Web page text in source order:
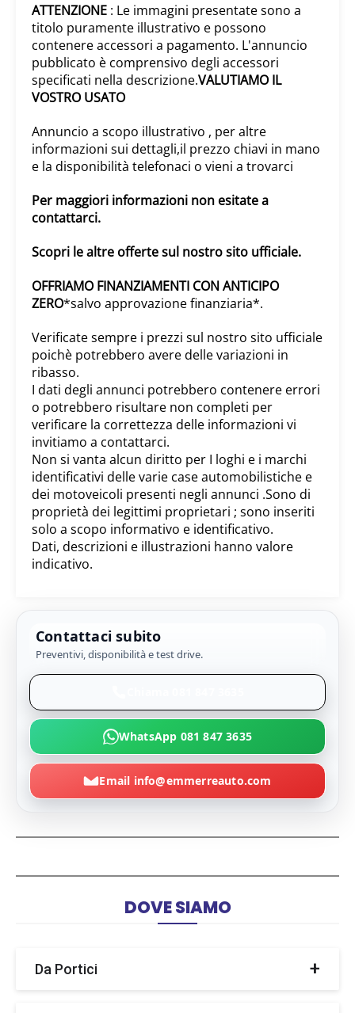
ATTENZIONE : Le immagini presentate sono a
titolo puramente illustrativo e possono
contenere accessori a pagamento. L'annuncio
pubblicato è comprensivo degli accessori
specificati nella descrizione.VALUTIAMO IL
VOSTRO USATO
Annuncio a scopo illustrativo , per altre
informazioni sui dettagli,il prezzo chiavi in mano
e la disponibilità telefonaci o vieni a trovarci
Per maggiori informazioni non esitate a
contattarci.
Scopri le altre offerte sul nostro sito ufficiale.
OFFRIAMO FINANZIAMENTI CON ANTICIPO
ZERO*salvo approvazione finanziaria*.
Verificate sempre i prezzi sul nostro sito ufficiale
poichè potrebbero avere delle variazioni in
ribasso.
I dati degli annunci potrebbero contenere errori
o potrebbero risultare non completi per
verificare la correttezza delle informazioni vi
invitiamo a contattarci.
Non si vanta alcun diritto per I loghi e i marchi
identificativi delle varie case automobilistiche e
dei motoveicoli presenti negli annunci .Sono di
proprietà dei legittimi proprietari ; sono inseriti
solo a scopo informativo e identificativo.
Dati, descrizioni e illustrazioni hanno valore
indicativo.
Contattaci subito
Preventivi, disponibilità e test drive.
WhatsApp 081 847 3635
Email info@emmerreauto.com
DOVE SIAMO
Da Portici